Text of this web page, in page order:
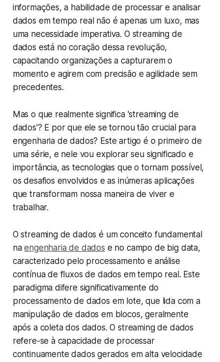
informações, a habilidade de processar e analisar
dados em tempo real não é apenas um luxo, mas
uma necessidade imperativa. O streaming de
dados está no coração dessa revolução,
capacitando organizações a capturarem o
momento e agirem com precisão e agilidade sem
precedentes.
Mas o que realmente significa 'streaming de
dados'? E por que ele se tornou tão crucial para
engenharia de dados? Este artigo é o primeiro de
uma série, e nele vou explorar seu significado e
importância, as tecnologias que o tornam possível,
os desafios envolvidos e as inúmeras aplicações
que transformam nossa maneira de viver e
trabalhar.
O streaming de dados é um conceito fundamental
naengenharia de dados e no campo de big data,
caracterizado pelo processamento e análise
contínua de fluxos de dados em tempo real. Este
paradigma difere significativamente do
processamento de dados em lote, que lida com a
manipulação de dados em blocos, geralmente
após a coleta dos dados. O streaming de dados
refere-se à capacidade de processar
continuamente dados gerados em alta velocidade